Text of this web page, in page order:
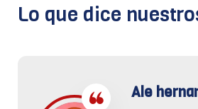
Lo que dice
Ale